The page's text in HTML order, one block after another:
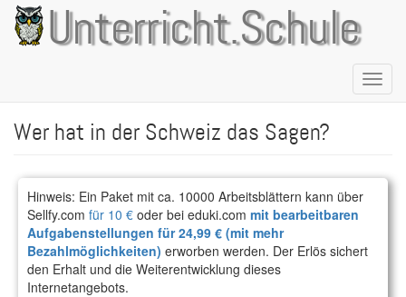
Direkt
zum
Inhalt
Unterricht.Schule
Wer hat in der Schweiz das Sagen?
Hinweis: Ein Paket mit ca. 10000 Arbeitsblättern kann über
Sellfy.com für 10 € oder bei eduki.com mit bearbeitbaren
Aufgabenstellungen für 24,99 € (mit mehr
Bezahlmöglichkeiten) erworben werden. Der Erlös sichert
den Erhalt und die Weiterentwicklung dieses
Internetangebots.